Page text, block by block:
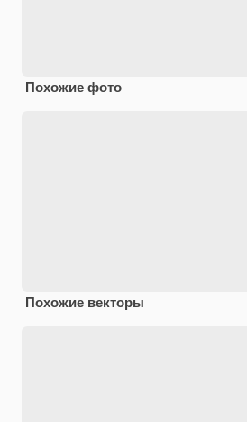
Похожие фото
Похожие векторы